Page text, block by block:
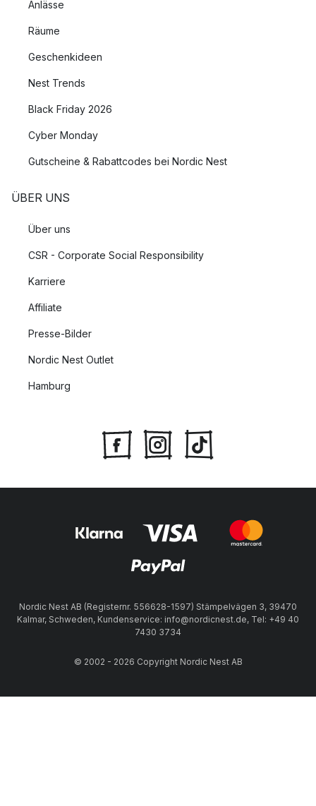
Anlässe
Räume
Geschenkideen
Nest Trends
Black Friday 2026
Cyber Monday
Gutscheine & Rabattcodes bei Nordic Nest
ÜBER UNS
Über uns
CSR - Corporate Social Responsibility
Karriere
Affiliate
Presse-Bilder
Nordic Nest Outlet
Hamburg
Nordic Nest AB (Registernr. 556628-1597) Stämpelvägen 3, 39470
Kalmar, Schweden, Kundenservice: info@nordicnest.de, Tel: +49 40
7430 3734
© 2002 - 2026 Copyright Nordic Nest AB